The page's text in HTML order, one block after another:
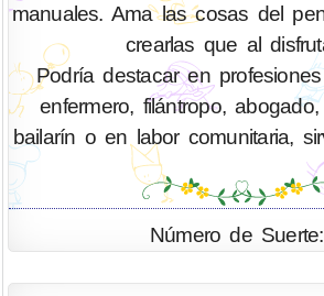
manuales. Ama las cosas del
crearlas que al
Podría destacar en
enfermero, filántropo, abogado,
bailarín o en labor comunitaria,
Número de Suerte: